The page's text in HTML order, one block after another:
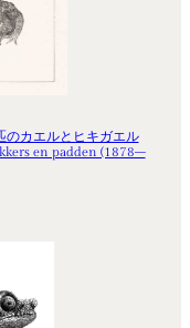
のカエルとヒキガエル
en padden (1878–